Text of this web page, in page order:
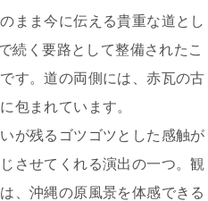
まま今に伝える貴重な道とし
続く要路として整備されたこ
す。道の両側には、赤瓦の古
包まれています。
が残るゴツゴツとした感触が
させてくれる演出の一つ。観
、沖縄の原風景を体感できる